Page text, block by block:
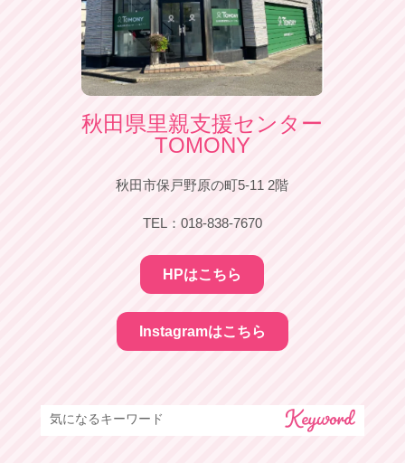
秋田県里親支援センター
TOMONY
秋田市保戸野原の町5‐11 2階
TEL：018‐838‐7670
HPはこちら
Instagramはこちら
気になるキーワード